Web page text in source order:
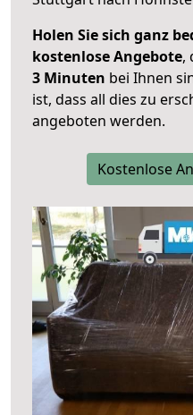
Holen Sie sich ganz
kostenlose Angebote,
3 Minuten bei Ihnen
ist, dass all dies zu
angeboten werden.
Kostenlose